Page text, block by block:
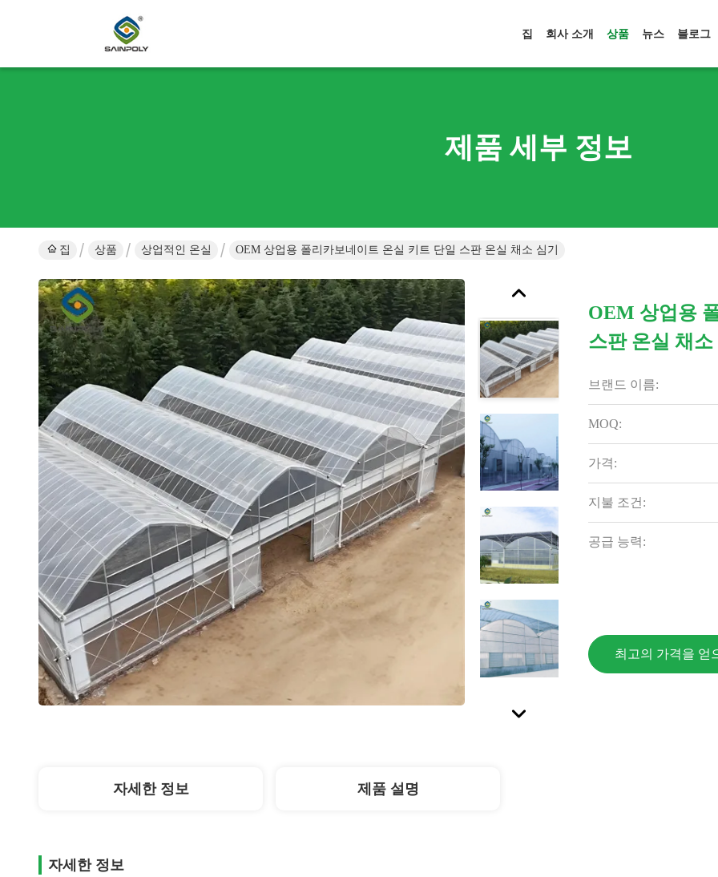
집 회사 소개 상품 뉴스 블로그
제품 세부 정보
집 상품 상업적인 온실 OEM 상업용 폴리카보네이트 온실 키트 단일 스판 온실 채소 심기
OEM 상업용
스판 온실 채소
브랜드 이름:
MOQ:
가격:
지불 조건:
공급 능력:
최고의 가격을 얻
자세한 정보 제품 설명
자세한 정보